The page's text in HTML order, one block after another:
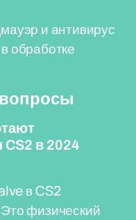
и антивирус
обработке
в 2024
в CS2
физический